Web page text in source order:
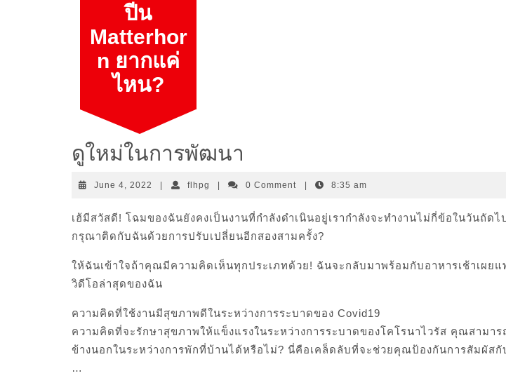
ปีน
Matterhor
n ยากแค่
ไหน?
ดูใหม่ในการพัฒนา
June 4, 2022 June
flhpg flhpg 0 Comment 8:35 am
เฮ้มีสวัสดี! โฉมของฉันยังคงเป็นงานที่กำลังดำเนินอยู่เรากำลังจะทำงานไม่กี่ข้อในวันถัด
กรุณาติดกับฉันด้วยการปรับเปลี่ยนอีกสองสามครั้ง?
ให้ฉันเข้าใจถ้าคุณมีความคิดเห็นทุกประเภทด้วย! ฉันจะกลับมาพร้อมกับอาหารเช้าเผยแ
วิดีโอล่าสุดของฉัน
ความคิดที่ใช้งานมีสุขภาพดีในระหว่างการระบาดของ Covid19
ความคิดที่จะรักษาสุขภาพให้แข็งแรงในระหว่างการระบาดของโคโรนาไวรัส คุณสามาร
ข้างนอกในระหว่างการพักที่บ้านได้หรือไม่? นี่คือเคล็ดลับที่จะช่วยคุณป้องกันการสัมผัส
…